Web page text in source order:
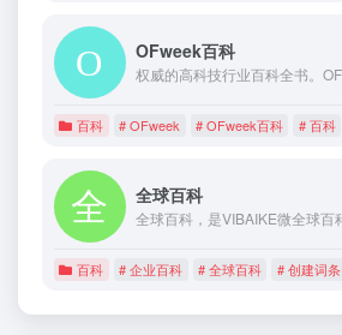
OFweek百科
百科 # OFweek # OFweek百科 # 百科
全球百科
百科 # 企业百科 # 全球百科 # 创建词条